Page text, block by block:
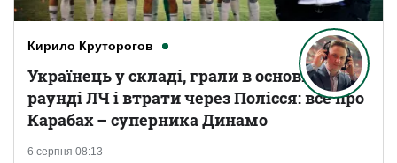
Кирило Круторогов
6 серпня 08:13
Українець у складі, грали в основному
раунді ЛЧ і втрати через Полісся: все про
Карабах – суперника Динамо